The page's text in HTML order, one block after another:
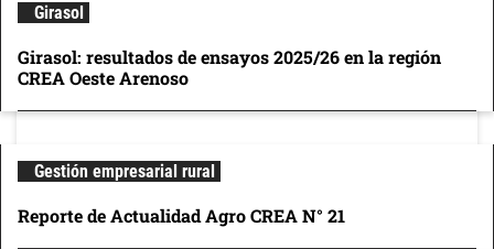
Girasol
Girasol: resultados de ensayos 2025/26 en la región
CREA Oeste Arenoso
Gestión empresarial rural
Reporte de Actualidad Agro CREA N° 21